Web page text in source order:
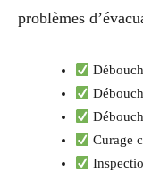
problèmes
Curage